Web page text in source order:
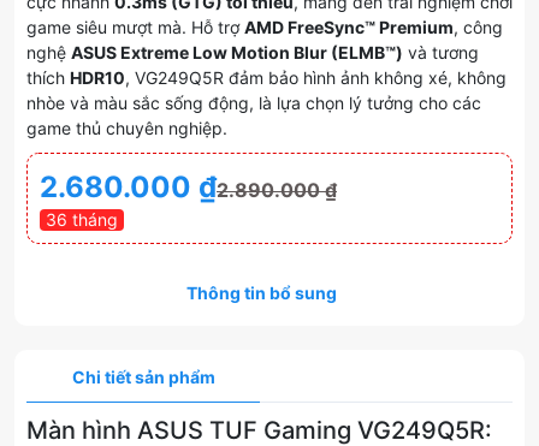
game siêu mượt mà. Hỗ trợAMD FreeSync™ Premium, công
nghệ ASUS Extreme Low Motion Blur (ELMB™) và tương
thích HDR10, VG249Q5R đảm bảo hình ảnh không xé, không
nhòe và màu sắc sống động, là lựa chọn lý tưởng cho các
game thủ chuyên nghiệp.
2.890.000₫
2.680.000 ₫
36 tháng
Thông tin bổ sung
Chi tiết sản phẩm
Màn hình ASUS TUF Gaming VG249Q5R: